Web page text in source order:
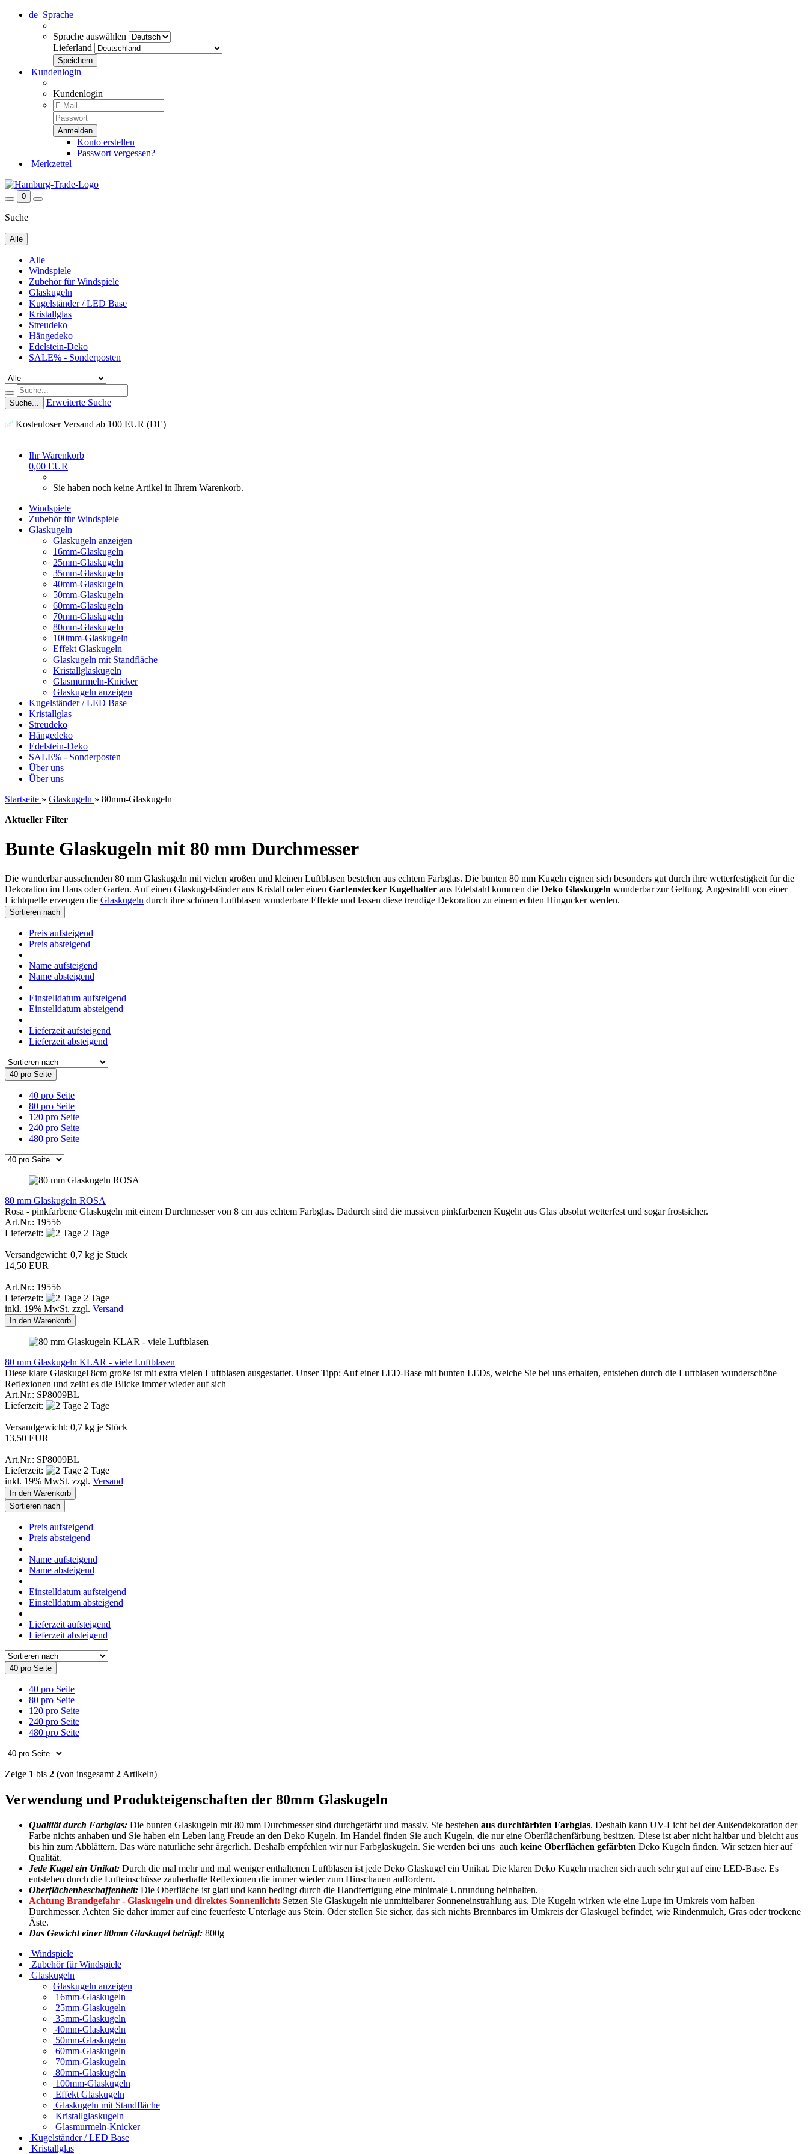
de Sprache
Sprache auswählen
Lieferland
Kundenlogin
Kundenlogin
Konto erstellen
Passwort vergessen?
Merkzettel
0
Suche
Alle
Alle
Windspiele
Zubehör für Windspiele
Glaskugeln
Kugelständer / LED Base
Kristallglas
Streudeko
Hängedeko
Edelstein-Deko
SALE% - Sonderposten
Suche... Erweiterte Suche
✅ Kostenloser Versand ab 100 EUR (DE)
Ihr Warenkorb
0,00 EUR
Sie haben noch keine Artikel in Ihrem Warenkorb.
Windspiele
Zubehör für Windspiele
Glaskugeln
Glaskugeln anzeigen
16mm-Glaskugeln
25mm-Glaskugeln
35mm-Glaskugeln
40mm-Glaskugeln
50mm-Glaskugeln
60mm-Glaskugeln
70mm-Glaskugeln
80mm-Glaskugeln
100mm-Glaskugeln
Effekt Glaskugeln
Glaskugeln mit Standfläche
Kristallglaskugeln
Glasmurmeln-Knicker
Glaskugeln anzeigen
Kugelständer / LED Base
Kristallglas
Streudeko
Hängedeko
Edelstein-Deko
SALE% - Sonderposten
Über uns
Über uns
Startseite » Glaskugeln » 80mm-Glaskugeln
Aktueller Filter
Bunte Glaskugeln mit 80 mm Durchmesser
Die wunderbar aussehenden 80 mm Glaskugeln mit vielen großen und kleinen Luftblasen bestehen aus echtem Farbglas. Die bunten 80 mm Kugeln eignen sich besonders gut durch ihre wetterfestigkeit für die
Dekoration im Haus oder Garten. Auf einen Glaskugelständer aus Kristall oder einen Gartenstecker Kugelhalter aus Edelstahl kommen die Deko Glaskugeln wunderbar zur Geltung. Angestrahlt von einer
Lichtquelle erzeugen die Glaskugeln durch ihre schönen Luftblasen wunderbare Effekte und lassen diese trendige Dekoration zu einem echten Hingucker werden.
Sortieren nach
Preis aufsteigend
Preis absteigend
Name aufsteigend
Name absteigend
Einstelldatum aufsteigend
Einstelldatum absteigend
Lieferzeit aufsteigend
Lieferzeit absteigend
40 pro Seite
40 pro Seite
80 pro Seite
120 pro Seite
240 pro Seite
480 pro Seite
80 mm Glaskugeln ROSA
Rosa - pinkfarbene Glaskugeln mit einem Durchmesser von 8 cm aus echtem Farbglas. Dadurch sind die massiven pinkfarbenen Kugeln aus Glas absolut wetterfest und sogar frostsicher.
Art.Nr.: 19556
Lieferzeit:
2 Tage
Versandgewicht: 0,7 kg je Stück
14,50 EUR
Art.Nr.: 19556
Lieferzeit:
2 Tage
inkl. 19% MwSt. zzgl. Versand
In den Warenkorb
80 mm Glaskugeln KLAR - viele Luftblasen
Diese klare Glaskugel 8cm große ist mit extra vielen Luftblasen ausgestattet. Unser Tipp: Auf einer LED-Base mit bunten LEDs, welche Sie bei uns erhalten, entstehen durch die Luftblasen wunderschöne
Reflexionen und zeiht es die Blicke immer wieder auf sich
Art.Nr.: SP8009BL
Lieferzeit:
2 Tage
Versandgewicht: 0,7 kg je Stück
13,50 EUR
Art.Nr.: SP8009BL
Lieferzeit:
2 Tage
inkl. 19% MwSt. zzgl. Versand
In den Warenkorb
Sortieren nach
Preis aufsteigend
Preis absteigend
Name aufsteigend
Name absteigend
Einstelldatum aufsteigend
Einstelldatum absteigend
Lieferzeit aufsteigend
Lieferzeit absteigend
40 pro Seite
40 pro Seite
80 pro Seite
120 pro Seite
240 pro Seite
480 pro Seite
Zeige 1 bis 2 (von insgesamt 2 Artikeln)
Verwendung und Produkteigenschaften der 80mm Glaskugeln
Qualität durch Farbglas: Die bunten Glaskugeln mit 80 mm Durchmesser sind durchgefärbt und massiv. Sie bestehen aus durchfärbten Farbglas. Deshalb kann UV-Licht bei der Außendekoration der
Farbe nichts anhaben und Sie haben ein Leben lang Freude an den Deko Kugeln. Im Handel finden Sie auch Kugeln, die nur eine Oberflächenfärbung besitzen. Diese ist aber nicht haltbar und bleicht aus
bis hin zum Abblättern. Das wäre natürliche sehr ärgerlich. Deshalb empfehlen wir nur Farbglaskugeln. Sie werden bei uns auch keine Oberflächen gefärbten Deko Kugeln finden. Wir setzen hier auf
Qualität.
Jede Kugel ein Unikat: Durch die mal mehr und mal weniger enthaltenen Luftblasen ist jede Deko Glaskugel ein Unikat. Die klaren Deko Kugeln machen sich auch sehr gut auf eine LED-Base. Es
entstehen durch die Lufteinschüsse zauberhafte Reflexionen die immer wieder zum Hinschauen auffordern.
Oberflächenbeschaffenheit: Die Oberfläche ist glatt und kann bedingt durch die Handfertigung eine minimale Unrundung beinhalten.
Achtung Brandgefahr - Glaskugeln und direktes Sonnenlicht: Setzen Sie Glaskugeln nie unmittelbarer Sonneneinstrahlung aus. Die Kugeln wirken wie eine Lupe im Umkreis vom halben
Durchmesser. Achten Sie daher immer auf eine feuerfeste Unterlage aus Stein. Oder stellen Sie sicher, das sich nichts Brennbares im Umkreis der Glaskugel befindet, wie Rindenmulch, Gras oder trockene
Äste.
Das Gewicht einer 80mm Glaskugel beträgt: 800g
Windspiele
Zubehör für Windspiele
Glaskugeln
Glaskugeln anzeigen
16mm-Glaskugeln
25mm-Glaskugeln
35mm-Glaskugeln
40mm-Glaskugeln
50mm-Glaskugeln
60mm-Glaskugeln
70mm-Glaskugeln
80mm-Glaskugeln
100mm-Glaskugeln
Effekt Glaskugeln
Glaskugeln mit Standfläche
Kristallglaskugeln
Glasmurmeln-Knicker
Kugelständer / LED Base
Kristallglas